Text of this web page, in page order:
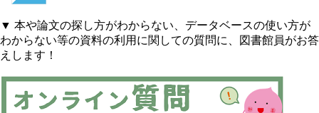
▼ 本や論文の探し方がわからない、データベースの使い方が
わからない等の資料の利用に関しての質問に、図書館員がお答
えします！